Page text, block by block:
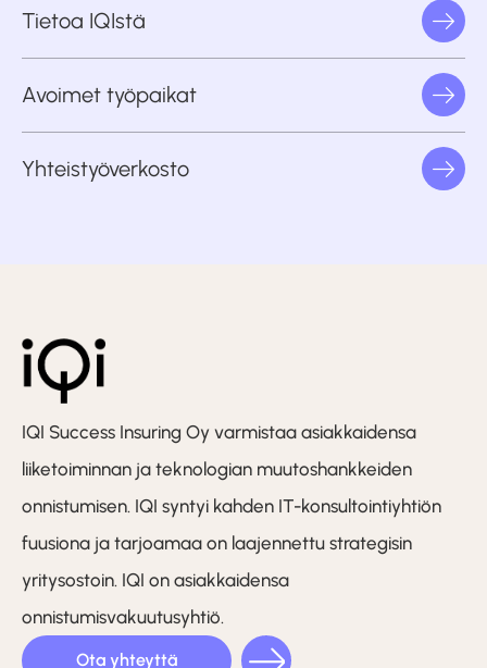
Tietoa IQIstä
Avoimet työpaikat
Yhteistyöverkosto
IQI Success Insuring Oy varmistaa asiakkaidensa
liiketoiminnan ja teknologian muutoshankkeiden
onnistumisen. IQI syntyi kahden IT-konsultointiyhtiön
fuusiona ja tarjoamaa on laajennettu strategisin
yritysostoin. IQI on asiakkaidensa
onnistumisvakuutusyhtiö.
Ota yhteyttä